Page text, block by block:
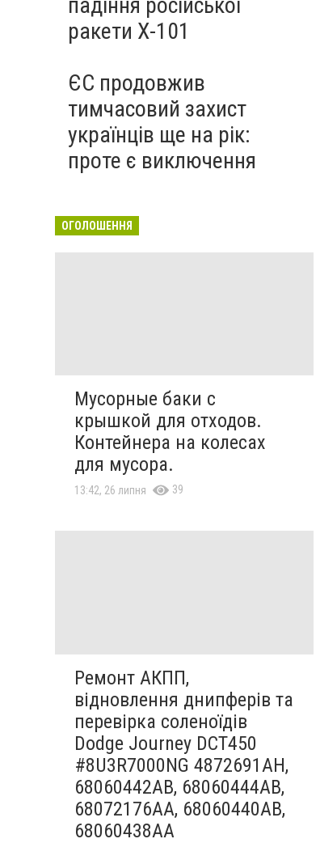
ракети Х-101
ЄС продовжив
тимчасовий захист
українців ще на рік:
проте є виключення
ОГОЛОШЕННЯ
Мусорные баки с
крышкой для отходов.
Контейнера на колесах
для мусора.
13:42, 26 липня 39
Ремонт АКПП,
відновлення днипферів та
перевірка соленоїдів
Dodge Journey DCT450
#8U3R7000NG 4872691AH,
68060442AB, 68060444AB,
68072176AA, 68060440AB,
68060438AA